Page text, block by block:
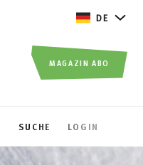
DE
SUCHE LOGIN
MAGAZIN ABO